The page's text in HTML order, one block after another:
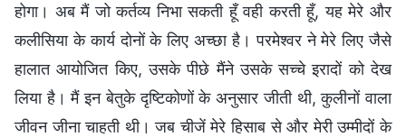
होगा। अब मैं जो कर्तव्य निभा सकती हूँ वही करती हूँ, यह मेरे और
कलीसिया के कार्य दोनों के लिए अच्छा है। परमेश्वर ने मेरे लिए जैसे
हालात आयोजित किए, उसके पीछे मैंने उसके सच्चे इरादों को देख
लिया है। मैं इन बेतुके दृष्टिकोणों के अनुसार जीती थी, कुलीनों वाला
जीवन जीना चाहती थी। जब चीजें मेरे हिसाब से और मेरी उम्मीदों के